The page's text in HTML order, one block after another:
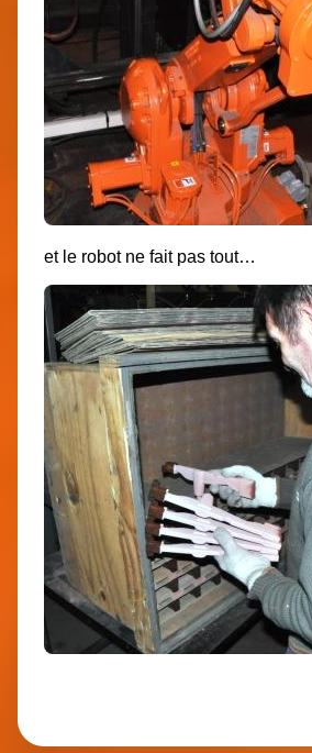
et le robot ne fait pas tout…